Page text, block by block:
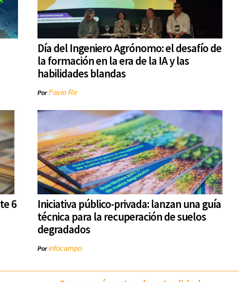
Día del Ingeniero Agrónomo: el desafío de
la formación en la era de la IA y las
habilidades blandas
PorFavio Re
6
Iniciativa público-privada: lanzan una guía
técnica para la recuperación de suelos
degradados
Porinfocampo